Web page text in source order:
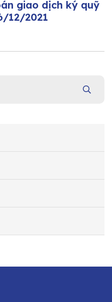
giao dịch ký quỹ
12/2021